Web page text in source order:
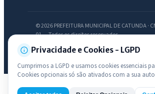
© 2026 PREFEITURA MUNICIPAL DE CATUNDA ·
01 — Todos os direitos reservados
Privacidade e Cookies - LGPD
Cumprimos a LGPD e usamos cookies essenciais
Cookies opcionais só são ativados com a sua